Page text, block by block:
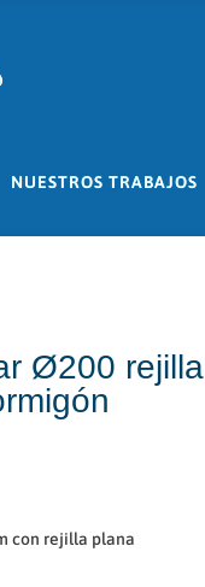
NUESTROS TRABAJOS
Ø200 rejilla
con rejilla plana